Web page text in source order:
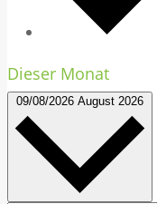
Dieser Monat
09/08/2026 August 2026